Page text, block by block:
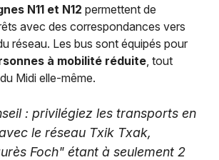
N11 et N12 permettent de
avec des correspondances vers
réseau. Les bus sont équipés pour
à mobilité réduite, tout
Midi elle-même.
: privilégiez les transports en
le réseau Txik Txak,
Foch" étant à seulement 2